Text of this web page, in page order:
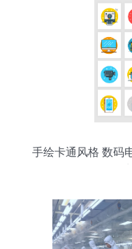
手绘卡通风格 数码